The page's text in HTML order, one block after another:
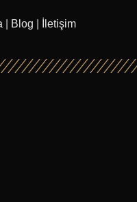
Blog İletişim